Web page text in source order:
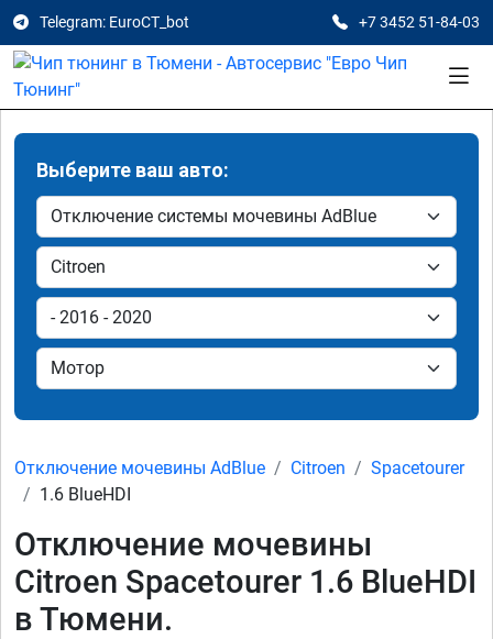
Telegram: EuroCT_bot +7 3452 51-84-03
Выберите ваш авто:
Отключение мочевины AdBlue Citroen
Spacetourer
1.6 BlueHDI
Отключение мочевины
Citroen Spacetourer 1.6 BlueHDI
в Тюмени.